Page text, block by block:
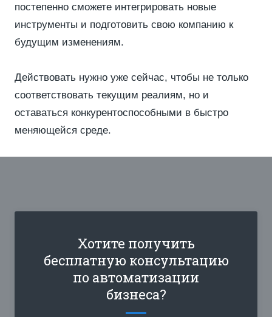
постепенно сможете интегрировать новые
инструменты и подготовить свою компанию к
будущим изменениям.
Действовать нужно уже сейчас, чтобы не только
соответствовать текущим реалиям, но и
оставаться конкурентоспособными в быстро
меняющейся среде.
Хотите получить
бесплатную консультацию
по автоматизации
бизнеса?